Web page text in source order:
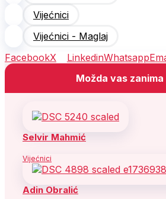
Vijećnici
Vijećnici - Maglaj
FacebookX LinkedinWhatsapp
Možda vas zanima
Selvir Mahmić
Vijećnici
Adin Obralić